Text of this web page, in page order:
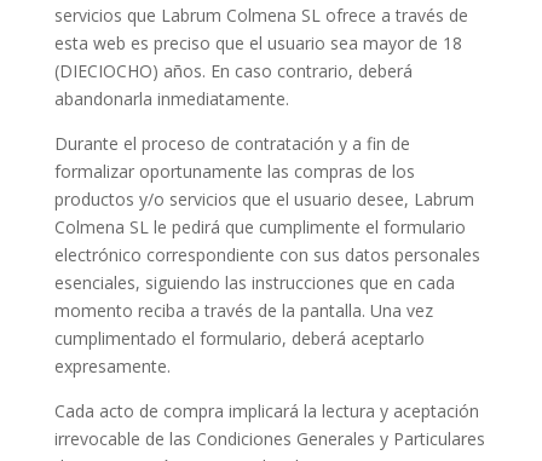
servicios que Labrum Colmena SL ofrece a través de
esta web es preciso que el usuario sea mayor de 18
(DIECIOCHO) años. En caso contrario, deberá
abandonarla inmediatamente.
Durante el proceso de contratación y a fin de
formalizar oportunamente las compras de los
productos y/o servicios que el usuario desee, Labrum
Colmena SL le pedirá que cumplimente el formulario
electrónico correspondiente con sus datos personales
esenciales, siguiendo las instrucciones que en cada
momento reciba a través de la pantalla. Una vez
cumplimentado el formulario, deberá aceptarlo
expresamente.
Cada acto de compra implicará la lectura y aceptación
irrevocable de las Condiciones Generales y Particulares